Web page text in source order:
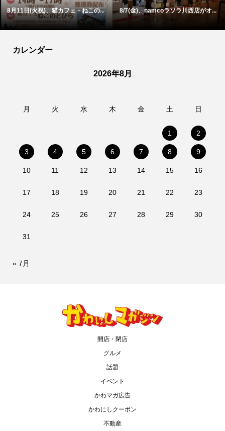
8月11日(火祝)、猫カフェ・ねこの... 8/7(金)、namcoラソラ川西店がオ...
カレンダー
2026年8月
月 火 水 木 金 土 日
1 2
3 4 5 6 7 8 9
10 11 12 13 14 15 16
17 18 19 20 21 22 23
24 25 26 27 28 29 30
31
« 7月
開店・閉店
グルメ
話題
イベント
かわマガ広告
かわにしクーポン
不動産